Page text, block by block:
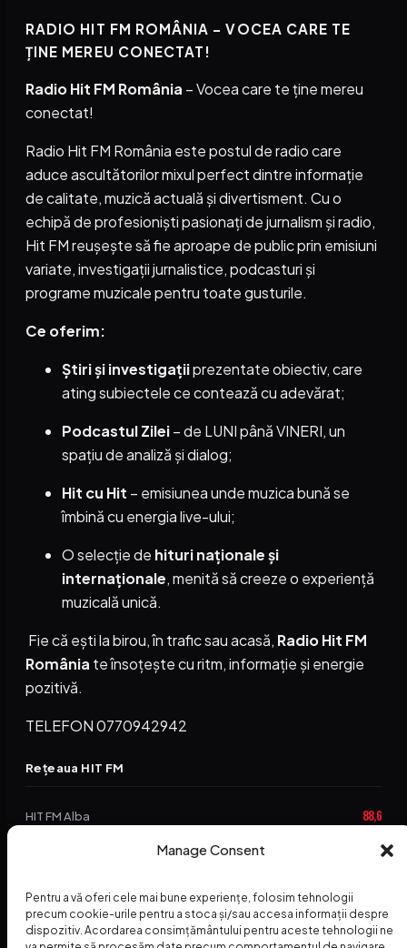
Manage Consent
Pentru a vă oferi cele mai bune experiențe, folosim tehnologii
precum cookie-urile pentru a stoca și/sau accesa informații despre
dispozitiv. Acordarea consimțământului pentru aceste tehnologii ne
RADIO HIT FM ROMÂNIA – VOCEA CARE TE
ȚINE MEREU CONECTAT!
Radio Hit FM România – Vocea care te ține mereu
conectat!
Radio Hit FM România este postul de radio care
aduce ascultătorilor mixul perfect dintre informație
de calitate, muzică actuală și divertisment. Cu o
echipă de profesioniști pasionați de jurnalism și radio,
Hit FM reușește să fie aproape de public prin emisiuni
variate, investigații jurnalistice, podcasturi și
programe muzicale pentru toate gusturile.
Ce oferim:
Știri și investigațiiprezentate obiectiv, care
ating subiectele ce contează cu adevărat;
Podcastul Zilei– de LUNI până VINERI, un
spațiu de analiză și dialog;
Hit cu Hit – emisiunea unde muzica bună se
îmbină cu energia live-ului;
O selecție de hituri naționale și
internaționale, menită să creeze o experiență
muzicală unică.
Fie că ești la birou, în trafic sau acasă, Radio Hit FM
România te însoțește cu ritm, informație și energie
pozitivă.
TELEFON 0770942942
Rețeaua HIT FM
HIT FM Alba 88,6
94,2
HIT FM Abrud 94,3